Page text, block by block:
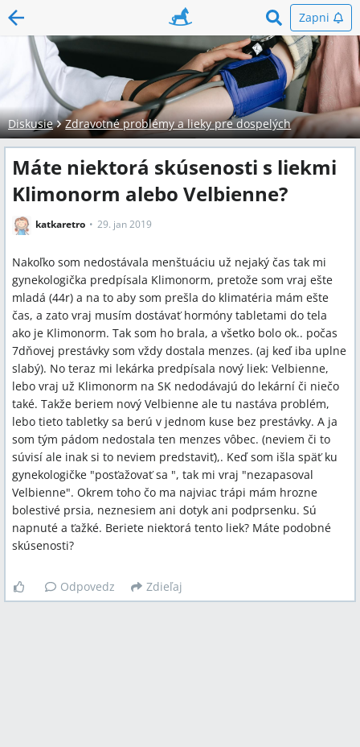
Zapni
Diskusie Zdravotné problémy a lieky pre dospelých
Máte niektorá skúsenosti s liekmi
Klimonorm alebo Velbienne?
katkaretro 29. jan 2019
Nakoľko som nedostávala menštuáciu už nejaký čas tak mi
gynekologička predpísala Klimonorm, pretože som vraj ešte
mladá (44r) a na to aby som prešla do klimatéria mám ešte
čas, a zato vraj musím dostávať hormóny tabletami do tela
ako je Klimonorm. Tak som ho brala, a všetko bolo ok.. počas
7dňovej prestávky som vždy dostala menzes. (aj keď iba uplne
slabý). No teraz mi lekárka predpísala nový liek: Velbienne,
lebo vraj už Klimonorm na SK nedodávajú do lekární či niečo
také. Takže beriem nový Velbienne ale tu nastáva problém,
lebo tieto tabletky sa berú v jednom kuse bez prestávky. A ja
som tým pádom nedostala ten menzes vôbec. (neviem či to
súvisí ale inak si to neviem predstaviť),. Keď som išla späť ku
gynekologičke "posťažovať sa ", tak mi vraj "nezapasoval
Velbienne". Okrem toho čo ma najviac trápi mám hrozne
bolestivé prsia, neznesiem ani dotyk ani podprsenku. Sú
napnuté a ťažké. Beriete niektorá tento liek? Máte podobné
skúsenosti?
Odpovedz Zdieľaj